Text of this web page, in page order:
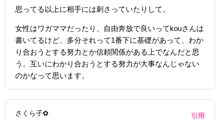
思ってる以上に相手には刺さっていたりして。
女性はワガママだったり、自由奔放で良いってkouさんは
書いてるけど、多分それって1番下に基礎があって、わか
り合おうとする努力とか信頼関係がある上でなんだと思
う。互いにわかり合おうとする努力が大事なんじゃない
のかなって思います。
さくら子✿
引用